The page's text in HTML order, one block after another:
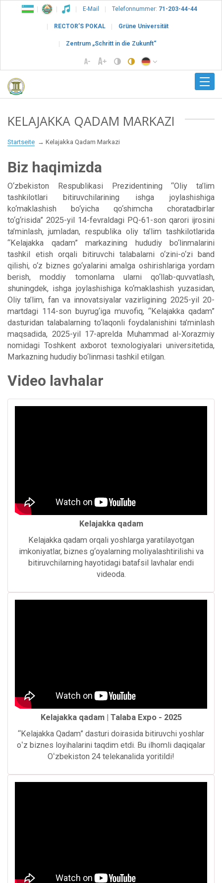
E-Mail Telefonnummer: 71-203-44-44
RECTOR’S POKAL Grüne Universität
Zentrum „Schritt in die Zukunft“
KELAJAKKA QADAM MARKAZI
Startseite Kelajakka Qadam Markazi
Biz haqimizda
O‘zbekiston Respublikasi Prezidentining “Oliy ta’lim
tashkilotlari bitiruvchilarining ishga joylashishiga
ko‘maklashish bo‘yicha qo‘shimcha choratadbirlar
to‘g‘risida” 2025-yil 14-fevraldagi PQ-61-son qarori ijrosini
ta’minlash, jumladan, respublika oliy ta’lim tashkilotlarida
“Kelajakka qadam” markazining hududiy bo‘linmalarini
tashkil etish orqali bitiruvchi talabalarni o‘zini-o‘zi band
qilishi, o‘z biznes go‘yalarini amalga oshirishlariga yordam
berish, moddiy tomonlama ularni qo‘llab-quvvatlash,
shuningdek, ishga joylashishiga ko‘maklashish yuzasidan,
Oliy ta’lim, fan va innovatsiyalar vazirligining 2025-yil 20-
martdagi 114-son buyrug‘iga muvofiq, “Kelajakka qadam”
dasturidan talabalarning to‘laqonli foydalanishini ta’minlash
maqsadida, 2025-yil 17-aprelda Muhammad al-Xorazmiy
nomidagi Toshkent axborot texnologiyalari universitetida,
Markazning hududiy bo‘linmasi tashkil etilgan.
Video lavhalar
Kelajakka qadam
Kelajakka qadam orqali yoshlarga yaratilayotgan
imkoniyatlar, biznes g‘oyalarning moliyalashtirilishi va
bitiruvchilarning hayotidagi batafsil lavhalar endi
videoda.
Kelajakka qadam | Talaba Expo - 2025
“Kelajakka Qadam” dasturi doirasida bitiruvchi yoshlar
oʻz biznes loyihalarini taqdim etdi. Bu ilhomli daqiqalar
Oʻzbekiston 24 telekanalida yoritildi!